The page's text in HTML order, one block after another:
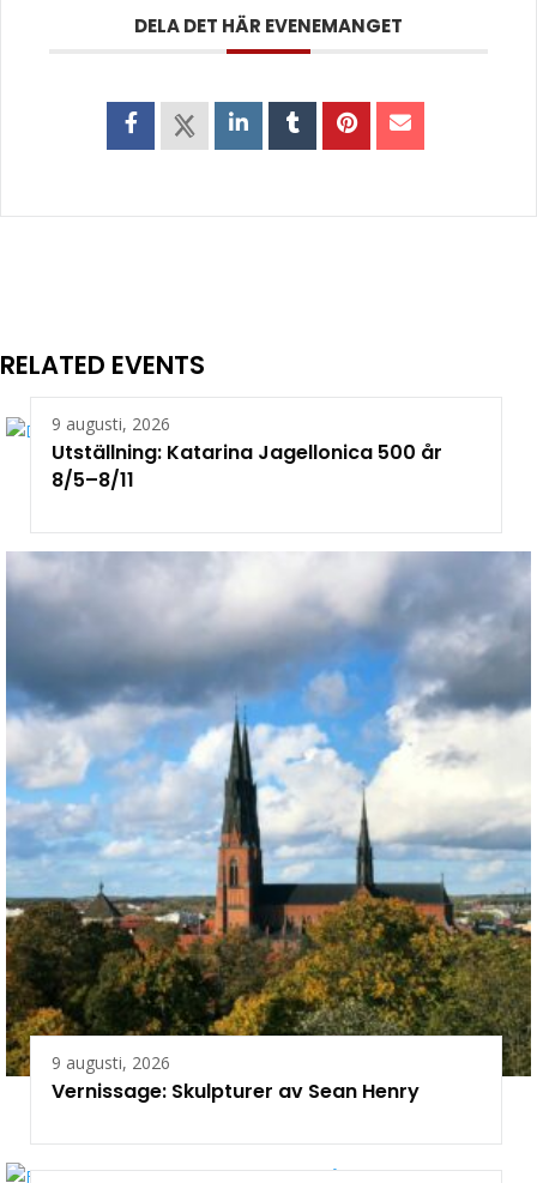
DELA DET HÄR EVENEMANGET
RELATED EVENTS
9 augusti, 2026
Utställning: Katarina Jagellonica 500 år
8/5–8/11
9 augusti, 2026
Vernissage: Skulpturer av Sean Henry